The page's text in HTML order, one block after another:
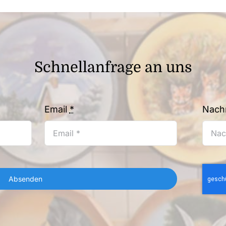
Schnellanfrage an uns
Email *
Absenden